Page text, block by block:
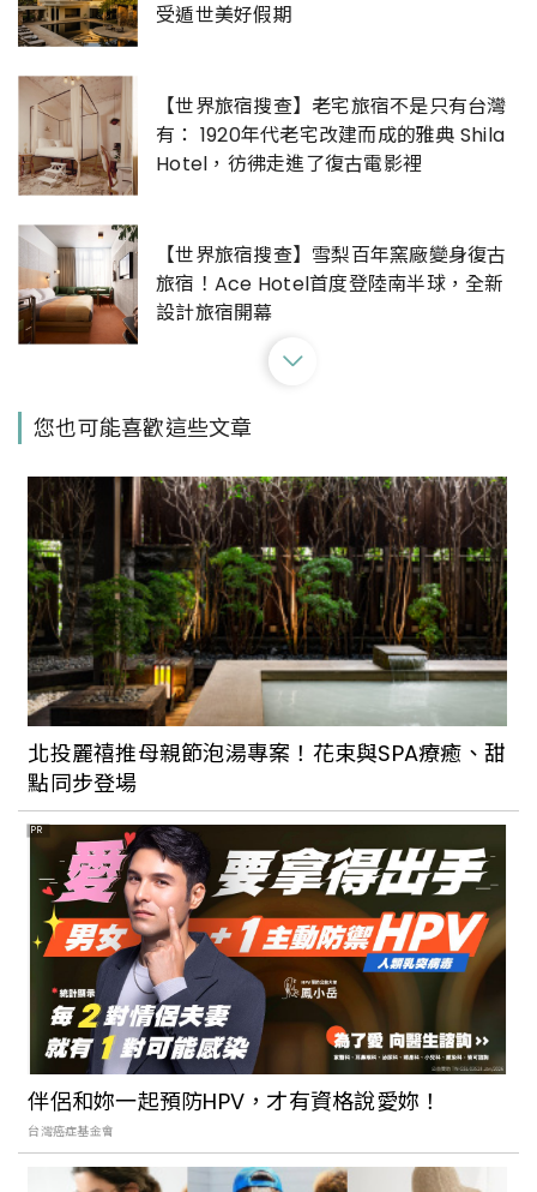
受遁世美好假期
【世界旅宿搜查】老宅旅宿不是只有台灣
有： 1920年代老宅改建而成的雅典 Shila
Hotel，彷彿走進了復古電影裡
【世界旅宿搜查】雪梨百年窯廠變身復古
旅宿！Ace Hotel首度登陸南半球，全新
設計旅宿開幕
搭上「威尼斯辛普倫東方快車」，來場漫
遊歐陸的奢華鐵道旅程
2023年確定復辦！澳洲雪梨一年一度的室
外燈光節「Vivid Sydney 繽紛雪梨」要回
來了
前往威廉王子與凱特王妃的蜜月勝地：造
訪印度洋「天堂之島」， Club Med
Seychelles 將島嶼美景盡收眼底！
【世界旅宿搜查】最幸福的國度：不丹安
縵喀拉，用五處小屋探索幸福王國的五種
風情
離正常生活不遠了！邊境解封0+7 停看
聽，一次看懂指揮中心宣布的注意事項，
最晚這天開放國境
國外旅遊推薦再加1：純法系郵輪「龐洛郵
輪」來台開日本航線！房內使用愛馬仕備
您也可能喜歡這些文章
北投麗禧推母親節泡湯專案！花束與SPA療癒、甜
點同步登場
PR
伴侶和妳一起預防HPV，才有資格說愛妳！
台灣癌症基金會